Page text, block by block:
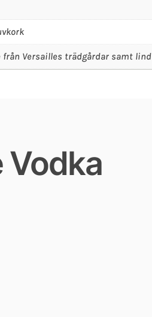
från Versailles trädgårdar samt lind